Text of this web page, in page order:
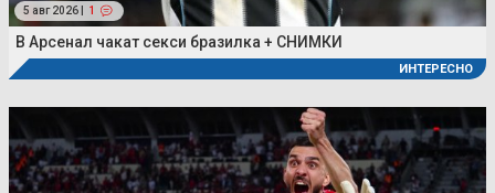
5 авг 2026 | 1
В Арсенал чакат секси бразилка + СНИМКИ
ИНТЕРЕСНО